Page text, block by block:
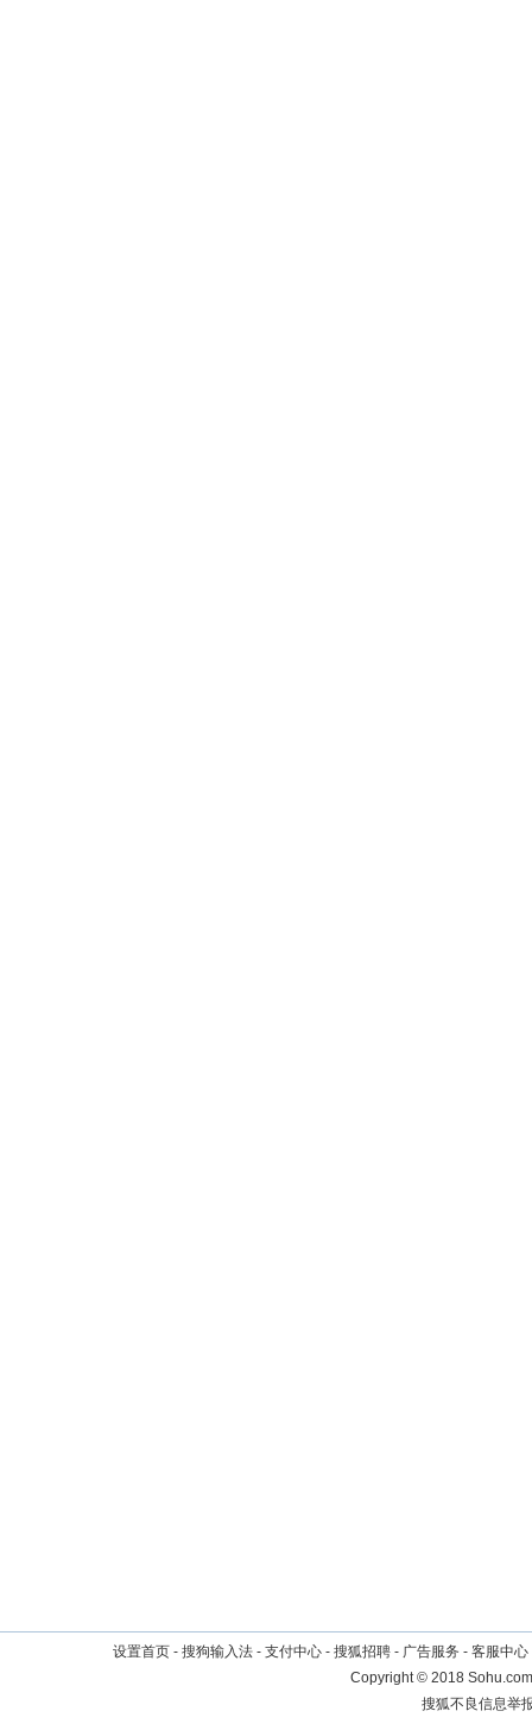
设置首页 - 搜狗输入法 - 支付中心 - 搜狐招聘 - 广告服务 - 客服中心
Copyright©2018
搜狐不良信息举